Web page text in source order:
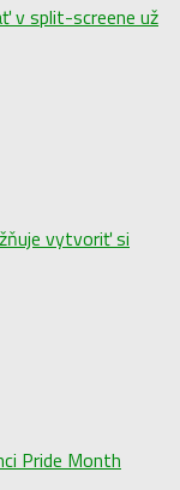
v split-screene už
vytvoriť si
Pride Month